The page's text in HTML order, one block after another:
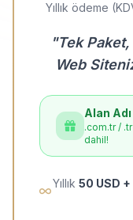
Yıllık ödeme
"Tek
Web
Alan
.com.tr /
dahil!
Yıllık 50 USD +